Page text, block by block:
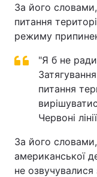
За його
питання
режиму
"Я б не
питання
Червоні
За його словами,
американської
не